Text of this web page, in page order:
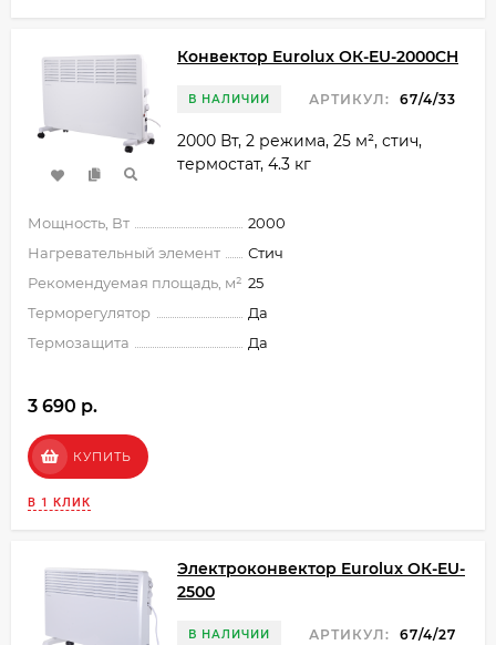
Конвектор Eurolux ОК-EU-2000CH
В НАЛИЧИИ АРТИКУЛ: 67/4/33
2000 Вт, 2 режима, 25 м², стич,
термостат, 4.3 кг
Мощность, Вт
2000
Нагревательный элемент
Стич
Рекомендуемая площадь, м² 25
Терморегулятор
Да
Термозащита
Да
3 690 p.
КУПИТЬ
В 1 КЛИК
Электроконвектор Eurolux ОК-EU-
2500
В НАЛИЧИИ АРТИКУЛ: 67/4/27